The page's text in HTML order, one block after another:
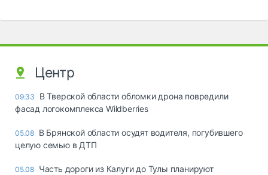
Центр
09:33
В Тверской области обломки дрона повредили
фасад логокомплекса Wildberries
05.08 В Брянской области осудят водителя, погубившего
целую семью в ДТП
05.08 Часть дороги из Калуги до Тулы планируют